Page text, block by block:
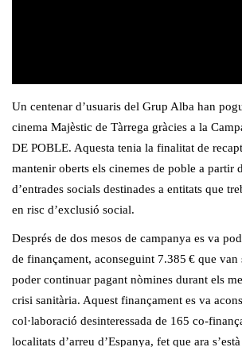
Un centenar d’usuaris del Grup Alba han
cinema Majèstic de Tàrrega gràcies a la
DE POBLE. Aquesta tenia la finalitat de
mantenir oberts els cinemes de poble a partir
d’entrades socials destinades a entitats que
en risc d’exclusió social.
Després de dos mesos de campanya es va
de finançament, aconseguint 7.385 € que van
poder continuar pagant nòmines durant els
crisi sanitària. Aquest finançament es va
col·laboració desinteressada de 165 co-
localitats d’arreu d’Espanya, fet que ara s’